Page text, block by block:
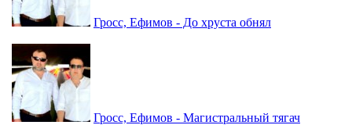
Гросс, Ефимов - До хруста обнял
Гросс, Ефимов - Магистральный тягач